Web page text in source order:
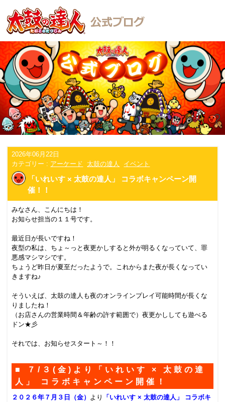
2026年06月22日
カテゴリー : アーケード 太鼓の達人 イベント
「いれいす × 太鼓の達人」 コラボキャンペーン開
催！！
みなさん、こんにちは！
お知らせ担当の１１号です。
最近日が長いですね！
夜型の私は、ちょ～っと夜更かしすると外が明るくなっていて、罪
悪感マシマシです。
ちょうど昨日が夏至だったようで。これからまた夜が長くなってい
きますね♪
そういえば、太鼓の達人も夜のオンラインプレイ可能時間が長くな
りましたね！
（お店さんの営業時間＆年齢の許す範囲で）夜更かししても遊べる
ドン★彡
それでは、お知らせスタート～！！
■ ７/３(金)より「いれいす × 太鼓の達
人」 コラボキャンペーン開催！
２０２６年７月３日（金） より
「いれいす × 太鼓の達人」 コラボキ